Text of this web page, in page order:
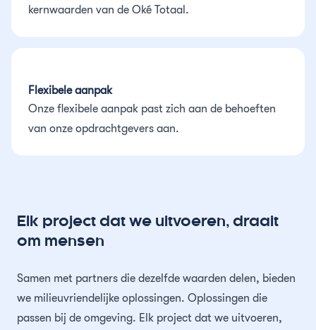
kernwaarden van de Oké Totaal.
Flexibele aanpak
Onze flexibele aanpak past zich aan de behoeften
van onze opdrachtgevers aan.
Elk project dat we uitvoeren, draait
om mensen
Samen met partners die dezelfde waarden delen, bieden
we milieuvriendelijke oplossingen. Oplossingen die
passen bij de omgeving. Elk project dat we uitvoeren,